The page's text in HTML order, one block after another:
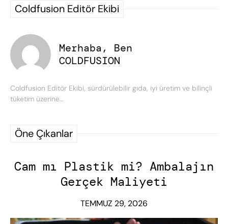
Coldfusion Editör Ekibi
Merhaba, Ben
COLDFUSION
Coldfusion Editör Ekibi, sürdürülebilir gıda, iyi üretim ve bilinçli
tüketim üzerine…
Öne Çıkanlar
Cam mı Plastik mi? Ambalajın
Gerçek Maliyeti
TEMMUZ 29, 2026